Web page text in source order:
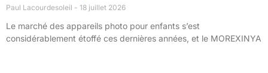
Paul Lacourdesoleil 18 juillet 2026
Le marché des appareils photo pour enfants s’est
considérablement étoffé ces dernières années, et le MOREXINYA